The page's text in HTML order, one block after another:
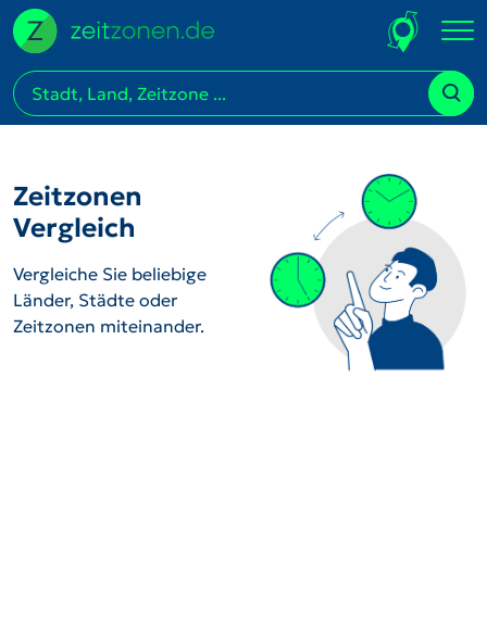
Zeitzonen
Vergleich
Vergleiche Sie beliebige
Länder, Städte oder
Zeitzonen miteinander.